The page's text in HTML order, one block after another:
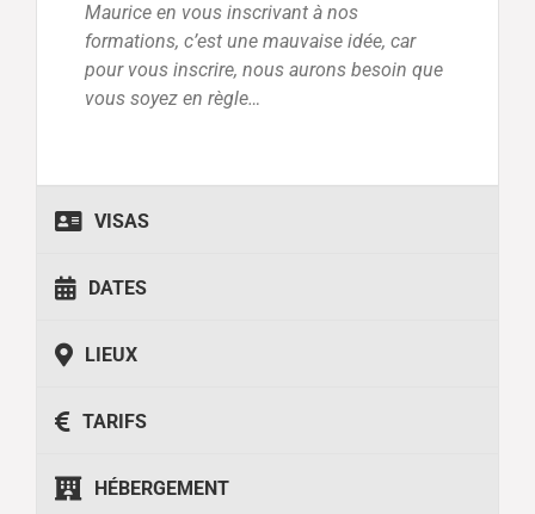
Maurice en vous inscrivant à nos
formations, c’est une mauvaise idée, car
pour vous inscrire, nous aurons besoin que
vous soyez en règle…
VISAS
DATES
LIEUX
TARIFS
HÉBERGEMENT